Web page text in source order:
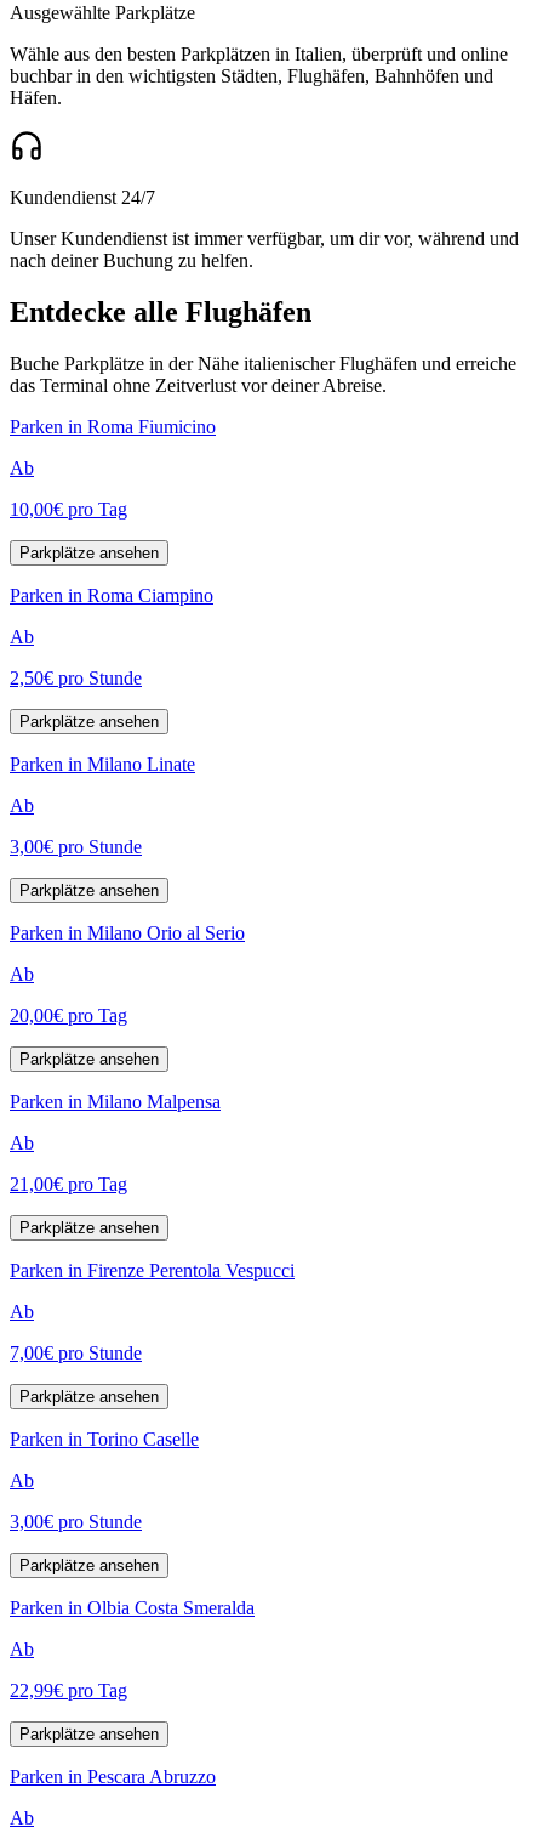
Ausgewählte Parkplätze
Wähle aus den besten Parkplätzen in Italien, überprüft und online
buchbar in den wichtigsten Städten, Flughäfen, Bahnhöfen und
Häfen.
Kundendienst 24/7
Unser Kundendienst ist immer verfügbar, um dir vor, während und
nach deiner Buchung zu helfen.
Entdecke alle Flughäfen
Buche Parkplätze in der Nähe italienischer Flughäfen und erreiche
das Terminal ohne Zeitverlust vor deiner Abreise.
Parken in Roma Fiumicino
Ab
10,00€ pro Tag
Parkplätze ansehen
Parken in Roma Ciampino
Ab
2,50€ pro Stunde
Parkplätze ansehen
Parken in Milano Linate
Ab
3,00€ pro Stunde
Parkplätze ansehen
Parken in Milano Orio al Serio
Ab
20,00€ pro Tag
Parkplätze ansehen
Parken in Milano Malpensa
Ab
21,00€ pro Tag
Parkplätze ansehen
Parken in Firenze Perentola Vespucci
Ab
7,00€ pro Stunde
Parkplätze ansehen
Parken in Torino Caselle
Ab
3,00€ pro Stunde
Parkplätze ansehen
Parken in Olbia Costa Smeralda
Ab
22,99€ pro Tag
Parkplätze ansehen
Parken in Pescara Abruzzo
Ab